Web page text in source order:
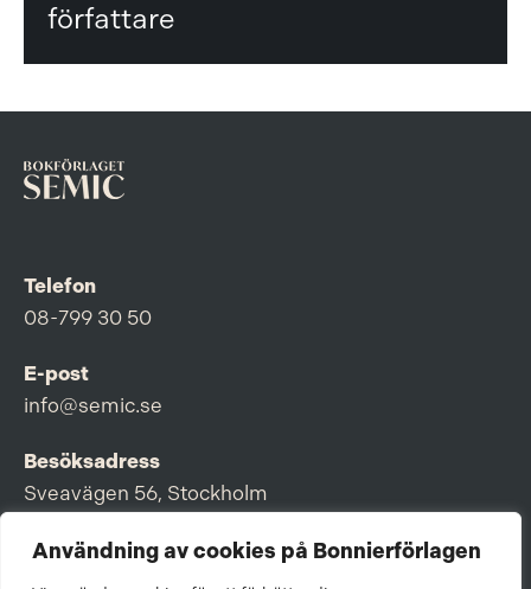
Användning av cookies på Bonnierförlagen
författare
Telefon
08-799 30 50
E-post
info@semic.se
Besöksadress
Sveavägen 56, Stockholm
Postadress